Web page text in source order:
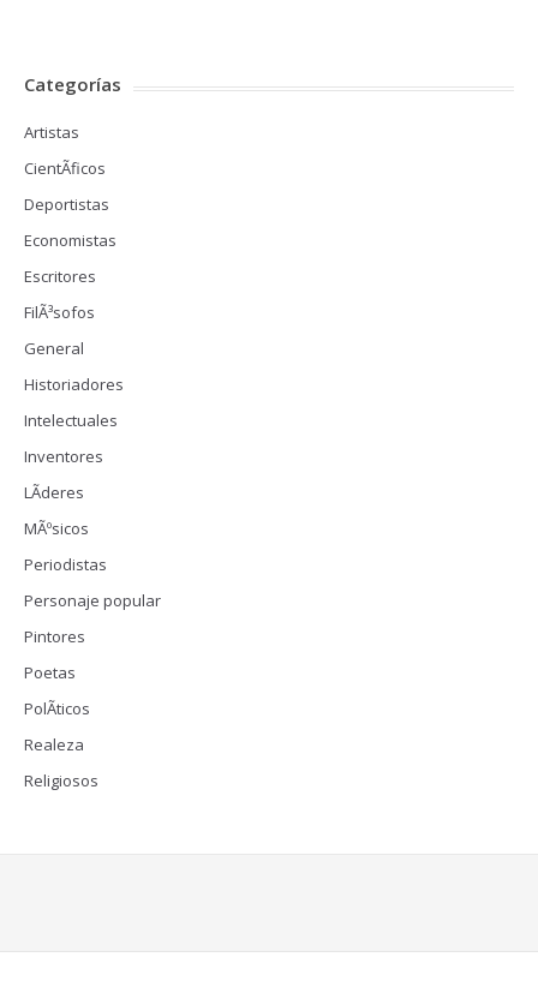
Categorías
Artistas
CientÃ­ficos
Deportistas
Economistas
Escritores
FilÃ³sofos
General
Historiadores
Intelectuales
Inventores
LÃ­deres
MÃºsicos
Periodistas
Personaje popular
Pintores
Poetas
PolÃ­ticos
Realeza
Religiosos